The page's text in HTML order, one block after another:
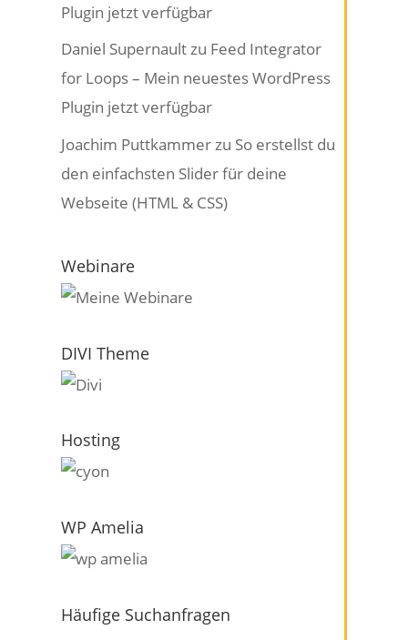
Plugin jetzt verfügbar
Daniel Supernaultzu Feed Integrator
for Loops – Mein neuestes WordPress
Plugin jetzt verfügbar
Joachim Puttkammerzu So erstellst du
den einfachsten Slider für deine
Webseite (HTML & CSS)
Webinare
DIVI Theme
Hosting
WP Amelia
Häufige Suchanfragen